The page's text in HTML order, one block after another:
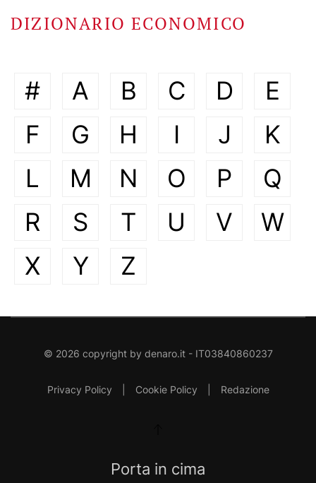
DIZIONARIO ECONOMICO
# A B C D
E
F
G H I J
K
L
M N O P
Q
R
S T U V
W
X
Y Z
© 2026 copyright by denaro.it- IT03840860237
Privacy Policy Cookie Policy Redazione
Porta in cima